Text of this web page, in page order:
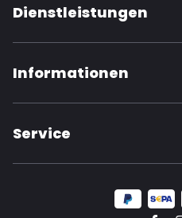
Dienstleistungen
Informationen
Service